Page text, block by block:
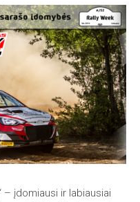
– įdomiausi ir labiausiai